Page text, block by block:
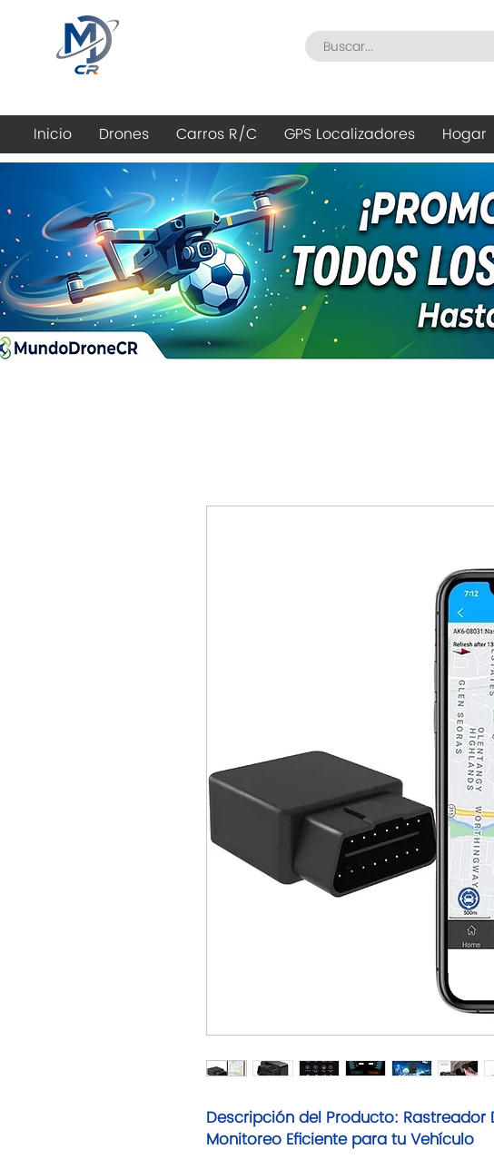
Inicio Drones Carros R/C GPS Localizadores Hogar
Descripción del Producto: Rastreador
Monitoreo Eficiente para tu Vehículo